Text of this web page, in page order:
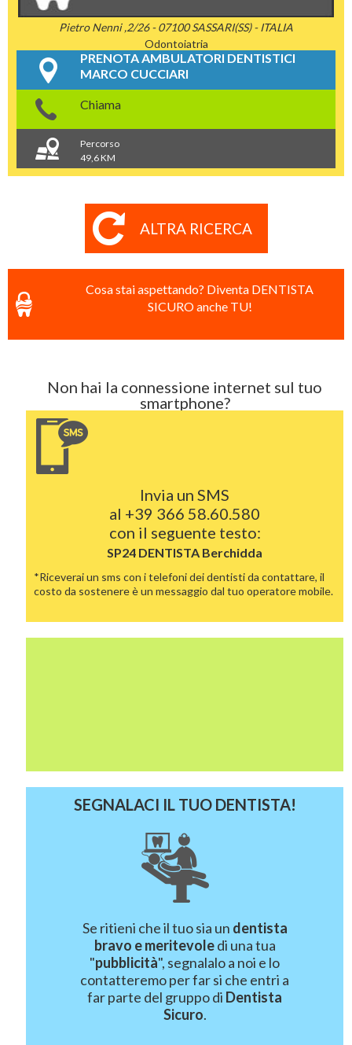
Pietro Nenni ,2/26 - 07100 SASSARI(SS) - ITALIA
Odontoiatria
PRENOTA AMBULATORI DENTISTICI
MARCO CUCCIARI
Chiama
Percorso
49,6 KM
ALTRA RICERCA
Cosa stai aspettando? Diventa DENTISTA
SICURO anche TU!
Non hai la connessione internet sul tuo
smartphone?
Invia un SMS
al +39 366 58.60.580
con il seguente testo:
SP24 DENTISTA Berchidda
*Riceverai un sms con i telefoni dei dentisti da contattare, il
costo da sostenere è un messaggio dal tuo operatore mobile.
SEGNALACI IL TUO DENTISTA!
Se ritieni che il tuo sia un dentista
bravo e meritevoledi una tua
"pubblicità", segnalalo a noi e lo
contatteremo per far si che entri a
far parte del gruppo di Dentista
Sicuro.